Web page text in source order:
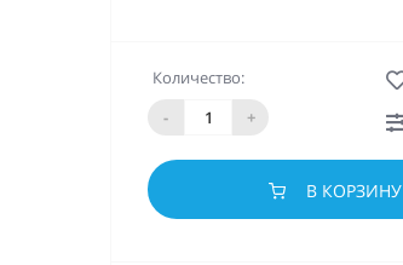
Количество:
-
+
В КОРЗИНУ